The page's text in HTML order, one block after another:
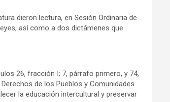
dieron lectura, en Sesión Ordinaria de
así como a dos dictámenes que
26, fracción I; 7, párrafo primero, y 74,
de los Pueblos y Comunidades
la educación intercultural y preservar